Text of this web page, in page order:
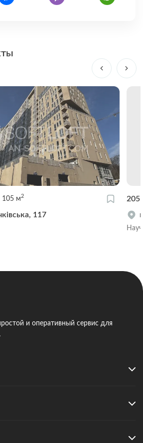
105 м2
117
205
и оперативный сервис для